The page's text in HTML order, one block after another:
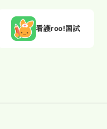
看護roo!国試